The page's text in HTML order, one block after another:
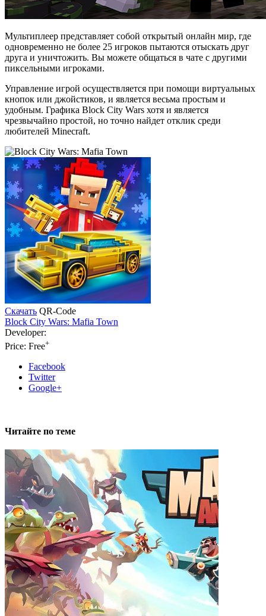
Мультиплеер представляет собой открытый онлайн мир, где
одновременно не более 25 игроков пытаются отыскать друг
друга и уничтожить. Вы можете общаться в чате с другими
пиксельными игроками.
Управление игрой осуществляется при помощи виртуальных
кнопок или джойстиков, и является весьма простым и
удобным. Графика Block City Wars хотя и является
чрезвычайно простой, но точно найдет отклик среди
любителей Minecraft.
Скачать QR-Code
Block City Wars: Mafia Town
Developer:
Price: Free+
Facebook
Twitter
Google+
Читайте по теме